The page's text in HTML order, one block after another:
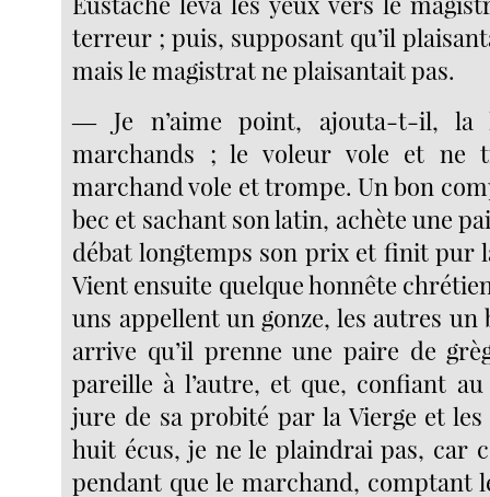
terreur ; puis, supposant qu’il
mais le magistrat ne plaisantait pas.
― Je n’aime point, ajouta-t-il, la
marchands ; le voleur vole et ne
marchand vole et trompe. Un bon
bec et sachant son latin, achète une
débat longtemps son prix et finit pur
Vient ensuite quelque honnête
uns appellent un gonze, les autres un
arrive qu’il prenne une paire de
pareille à l’autre, et que, confiant
jure de sa probité par la Vierge et
huit écus, je ne le plaindrai pas, car
pendant que le marchand, comptant